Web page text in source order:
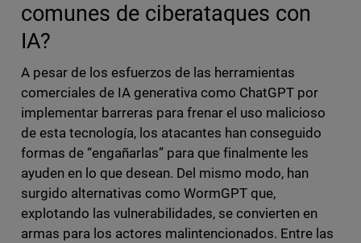
comunes de ciberataques con
IA?
A pesar de los esfuerzos de las herramientas
comerciales de IA generativa como ChatGPT por
implementar barreras para frenar el uso malicioso
de esta tecnología, los atacantes han conseguido
formas de “engañarlas” para que finalmente les
ayuden en lo que desean. Del mismo modo, han
surgido alternativas como WormGPT que,
explotando las vulnerabilidades, se convierten en
armas para los actores malintencionados. Entre las